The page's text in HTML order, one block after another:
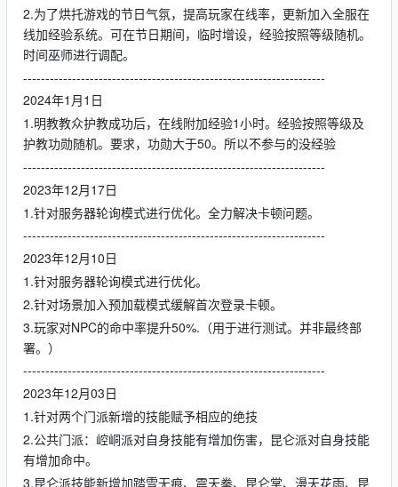
2.为了烘托游戏的节日气氛，提高玩家在线率，更新加入全服在
线加经验系统。可在节日期间，临时增设，经验按照等级随机。
时间巫师进行调配。
--------------------------------------------------------------------
2024年1月1日
1.明教教众护教成功后，在线附加经验1小时。经验按照等级及
护教功勋随机。要求，功勋大于50。所以不参与的没经验
--------------------------------------------------------------------
2023年12月17日
1.针对服务器轮询模式进行优化。全力解决卡顿问题。
--------------------------------------------------------------------
2023年12月10日
1.针对服务器轮询模式进行优化。
2.针对场景加入预加载模式缓解首次登录卡顿。
3.玩家对NPC的命中率提升50%.（用于进行测试。并非最终部
署。）
--------------------------------------------------------------------
2023年12月03日
1.针对两个门派新增的技能赋予相应的绝技
2.公共门派：崆峒派对自身技能有增加伤害，昆仑派对自身技能
有增加命中。
3.昆仑派技能新增加踏雪无痕、震天拳、昆仑掌、漫天花雨、昆